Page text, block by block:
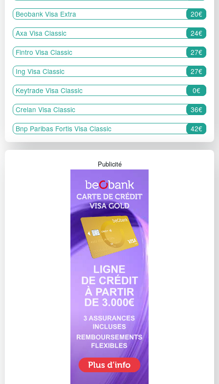
Beobank Visa Extra
20€
Axa Visa Classic
24€
Fintro Visa Classic
27€
Ing Visa Classic
27€
Keytrade Visa Classic
0€
Crelan Visa Classic
36€
Bnp Paribas Fortis Visa Classic
42€
Publicité